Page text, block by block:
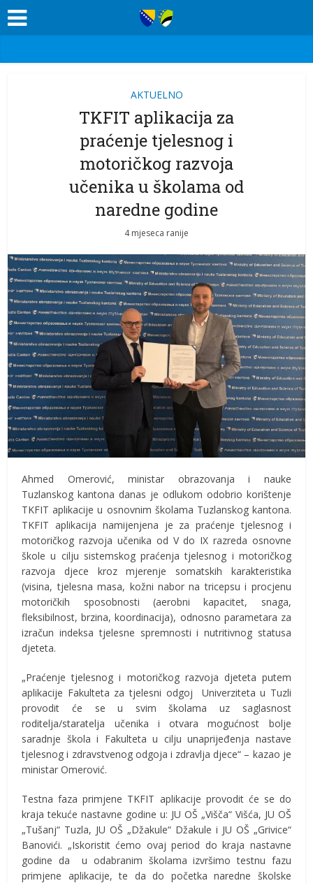
AKTUELNO
TKFIT aplikacija za
praćenje tjelesnog i
motoričkog razvoja
učenika u školama od
naredne godine
4 mjeseca ranije
Ahmed Omerović, ministar obrazovanja i nauke
Tuzlanskog kantona danas je odlukom odobrio korištenje
TKFIT aplikacije u osnovnim školama Tuzlanskog kantona.
TKFIT aplikacija namijenjena je za praćenje tjelesnog i
motoričkog razvoja učenika od V do IX razreda osnovne
škole u cilju sistemskog praćenja tjelesnog i motoričkog
razvoja djece kroz mjerenje somatskih karakteristika
(visina, tjelesna masa, kožni nabor na tricepsu i procjenu
motoričkih sposobnosti (aerobni kapacitet, snaga,
fleksibilnost, brzina, koordinacija), odnosno parametara za
izračun indeksa tjelesne spremnosti i nutritivnog statusa
djeteta.
„Praćenje tjelesnog i motoričkog razvoja djeteta putem
aplikacije Fakulteta za tjelesni odgoj Univerziteta u Tuzli
provodit će se u svim školama uz saglasnost
roditelja/staratelja učenika i otvara mogućnost bolje
saradnje škola i Fakulteta u cilju unaprijeđenja nastave
tjelesnog i zdravstvenog odgoja i zdravlja djece“ – kazao je
ministar Omerović.
Testna faza primjene TKFIT aplikacije provodit će se do
kraja tekuće nastavne godine u: JU OŠ „Višča“ Višća, JU OŠ
„Tušanj“ Tuzla, JU OŠ „Džakule“ Džakule i JU OŠ „Grivice“
Banovići. „Iskoristit ćemo ovaj period do kraja nastavne
godine da u odabranim školama izvršimo testnu fazu
primjene aplikacije, te da do početka naredne školske